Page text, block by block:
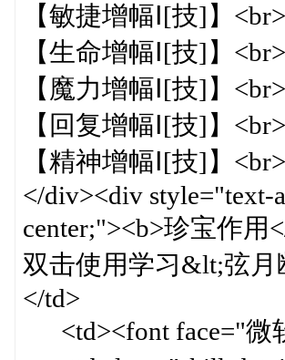
【敏捷增幅Ⅰ[技]】<br>
【生命增幅Ⅰ[技]】<br>
【魔力增幅Ⅰ[技]】<br>
【回复增幅Ⅰ[技]】<br>
【精神增幅Ⅰ[技]】<br>
</div><div style="text-
center;"><b>珍宝作用
双击使用学习&lt;弦月
</td>
<td><font face="微